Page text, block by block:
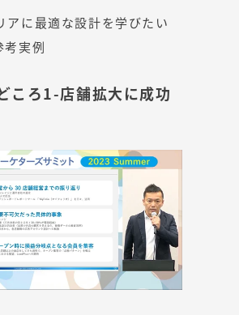
アに最適な設計を学びたい
考実例
ころ1-店舗拡大に成功